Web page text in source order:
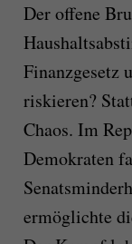
Der offene
Finanzgesetz
riskieren?
Chaos. Im
Demokraten
ermöglichte